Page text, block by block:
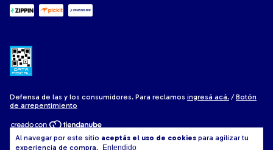
Al navegar por este sitio aceptás el uso de cookies para agilizar tu
experiencia de compra.
Entendido
Defensa de las y los consumidores. Para reclamos ingresá acá. / Botón
de arrepentimiento
Copyright Colchoneria Ivana - 2026. Todos los derechos reservados.